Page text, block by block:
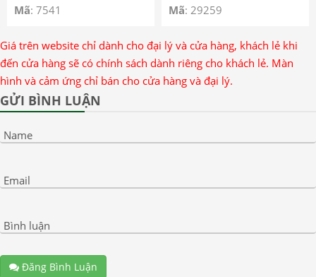
Mã: 7541
Mã: 29259
Giá trên website chỉ dành cho đại lý và cửa hàng, khách lẻ khi
đến cửa hàng sẽ có chính sách dành riêng cho khách lẻ. Màn
hình và cảm ứng chỉ bán cho cửa hàng và đại lý.
GỬI BÌNH LUẬN
Name
Email
Bình luận
Đăng Bình Luận